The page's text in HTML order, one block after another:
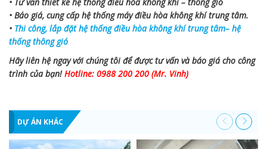
• Báo giá, cung cấp hệ thống máy điều hòa không khí trung tâm.
• Thi công, lắp đặt hệ thống điều hòa không khí trung tâm– hệ
thống thông gió
Hãy liên hệ ngay với chúng tôi để được tư vấn và báo giá cho công
trình của bạn!Hotline: 0988 200 200 (Mr. Vinh)
DỰ ÁN KHÁC